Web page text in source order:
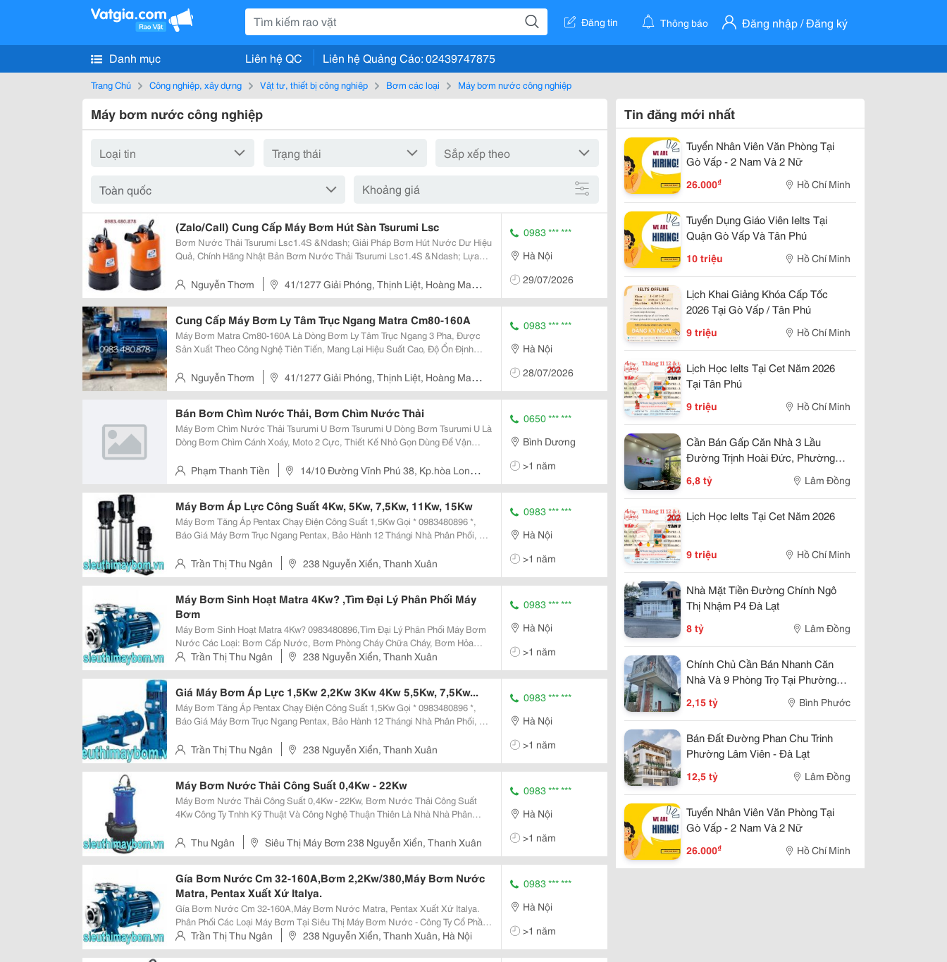
Đăng tin Thông báo Đăng nhập / Đăng ký
Danh mục Liên hệ QC Liên hệ Quảng Cáo: 02439747875
Trang Chủ Công nghiệp, xây dựng Vật tư, thiết bị công nghiệp Bơm các loại Máy bơm nước công nghiệp
Máy bơm nước công nghiệp
Khoảng giá
(Zalo/Call) Cung Cấp Máy Bơm Hút Sàn Tsurumi Lsc
Bơm Nước Thải Tsurumi Lsc1.4S &Ndash; Giải Pháp Bơm Hút Nước Dư Hiệu
Quả, Chính Hãng Nhật Bản Bơm Nước Thải Tsurumi Lsc1.4S &Ndash; Lựa
Lsc1.4S Là Dòng Bơm Chìm Chuyên Dụng Đến Từ...
Nguyễn Thơm
41/1277 Giải Phóng, Thịnh Liệt, Hoàng Mai,
Hà Nội
0983 *** ***
Hà Nội
29/07/2026
Cung Cấp Máy Bơm Ly Tâm Trục Ngang Matra Cm80-160A
Máy Bơm Matra Cm80-160A Là Dòng Bơm Ly Tâm Trục Ngang 3 Pha, Được
Sản Xuất Theo Công Nghệ Tiên Tiến, Mang Lại Hiệu Suất Cao, Độ Ổn Định
Bơm Nước Sạch, Tăng Áp Sinh Hoạt, Tưới Tiêu,...
Nguyễn Thơm
41/1277 Giải Phóng, Thịnh Liệt, Hoàng Mai,
Hà Nội
0983 *** ***
Hà Nội
28/07/2026
Bán Bơm Chìm Nước Thải, Bơm Chìm Nước Thải
Máy Bơm Chìm Nước Thải Tsurumi U Bơm Tsurumi U Dòng Bơm Tsurumi U Là
Dòng Bơm Chìm Cánh Xoáy, Moto 2 Cực, Thiết Kế Nhỏ Gọn Dùng Để Vận
Vừa Và Nhỏ. Cánh Bơm Quay Tạo Dòng...
Phạm Thanh Tiền
14/10 Đường Vĩnh Phú 38, Kp.hòa Long,
Phường Vĩnh Phú, Tx.thuận An, Tỉnh Bình Dương
0650 *** ***
Bình Dương
>1 năm
Máy Bơm Áp Lực Công Suất 4Kw, 5Kw, 7,5Kw, 11Kw, 15Kw
Máy Bơm Tăng Áp Pentax Chạy Điện Công Suất 1,5Kw Gọi * 0983480896 *,
Báo Giá Máy Bơm Trục Ngang Pentax, Bảo Hành 12 Thángi Nhà Phân Phối, Đại
Áp : 238 Nguyễn Xiển, Thanh Xuân,
Trần Thị Thu Ngân 238 Nguyễn Xiển, Thanh Xuân
0983 *** ***
Hà Nội
>1 năm
Máy Bơm Sinh Hoạt Matra 4Kw? ,Tìm Đại Lý Phân Phối Máy
Bơm
Máy Bơm Sinh Hoạt Matra 4Kw? 0983480896,Tìm Đại Lý Phân Phối Máy Bơm
Nước Các Loại: Bơm Cấp Nước, Bơm Phòng Cháy Chữa Cháy, Bơm Hỏa
Tiễn , Bơm Nước Thải, Bơm Hóa Chất Của Các Hãng Máy Bơm Nổi Tiếng :
Pentax, Matra, Tohatsu, Tsurumi, Ebara, Dragon, Di
Trần Thị Thu Ngân 238 Nguyễn Xiển, Thanh Xuân
0983 *** ***
Hà Nội
>1 năm
Giá Máy Bơm Áp Lực 1,5Kw 2,2Kw 3Kw 4Kw 5,5Kw, 7,5Kw...
Máy Bơm Tăng Áp Pentax Chạy Điện Công Suất 1,5Kw Gọi * 0983480896 *,
Báo Giá Máy Bơm Trục Ngang Pentax, Bảo Hành 12 Thángi Nhà Phân Phối, Đại
Áp : 238 Nguyễn Xiển, Thanh Xuân,
Trần Thị Thu Ngân 238 Nguyễn Xiển, Thanh Xuân
0983 *** ***
Hà Nội
>1 năm
Máy Bơm Nước Thải Công Suất 0,4Kw - 22Kw
Máy Bơm Nước Thải Công Suất 0,4Kw - 22Kw, Bơm Nước Thải Công Suất
4Kw Công Ty Tnhh Kỹ Thuật Và Công Nghệ Thuận Thiên Là Nhà Nhà Phân
Nam Địa Chỉ: Siêu Thị Máy Bơm ( 238 Nguyễ
Thu Ngân Siêu Thị Máy Bơm 238 Nguyễn Xiển, Thanh Xuân
0983 *** ***
Hà Nội
>1 năm
Gía Bơm Nước Cm 32-160A,Bơm 2,2Kw/380,Máy Bơm Nước
Matra, Pentax Xuất Xứ Italya.
Gía Bơm Nước Cm 32-160A,Máy Bơm Nước Matra, Pentax Xuất Xứ Italya.
Phân Phối Các Loại Máy Bơm Tại Siêu Thị Máy Bơm Nước - Công Ty Cổ Phần
Matra Quốc Tế. Tự Hào Là Đại Diện Nhập Khẩu Và Phân Phối Các Dòng Máy
Bơm Nước Từ Bơm Nước Sinh Hoạt, Bơm Cứu Hỏ
Trần Thị Thu Ngân 238 Nguyễn Xiển, Thanh Xuân, Hà Nội
0983 *** ***
Hà Nội
>1 năm
Tin đăng mới nhất
Tuyển Nhân Viên Văn Phòng Tại
Gò Vấp - 2 Nam Và 2 Nữ
26.000₫ Hồ Chí Minh
Tuyển Dụng Giáo Viên Ielts Tại
Quận Gò Vấp Và Tân Phú
10 triệu Hồ Chí Minh
Lịch Khai Giảng Khóa Cấp Tốc
2026 Tại Gò Vấp / Tân Phú
9 triệu Hồ Chí Minh
Lịch Học Ielts Tại Cet Năm 2026
Tại Tân Phú
9 triệu Hồ Chí Minh
Cần Bán Gấp Căn Nhà 3 Lầu
Đường Trịnh Hoài Đức, Phường
6,8 tỷ Lâm Đồng
Lịch Học Ielts Tại Cet Năm 2026
9 triệu Hồ Chí Minh
Nhà Mặt Tiền Đường Chính Ngô
Thị Nhậm P4 Đà Lạt
8 tỷ Lâm Đồng
Chính Chủ Cần Bán Nhanh Căn
Nhà Và 9 Phòng Trọ Tại Phường
Đồng Phú, Tỉnh Đồng Nai
2,15 tỷ Bình Phước
Bán Đất Đường Phan Chu Trinh
Phường Lâm Viên - Đà Lạt
12,5 tỷ Lâm Đồng
Tuyển Nhân Viên Văn Phòng Tại
Gò Vấp - 2 Nam Và 2 Nữ
26.000₫ Hồ Chí Minh